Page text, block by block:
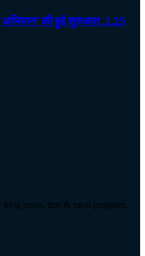
अभियान’ की हुई शुरुआत, 1.25
posts, tips & rural program.